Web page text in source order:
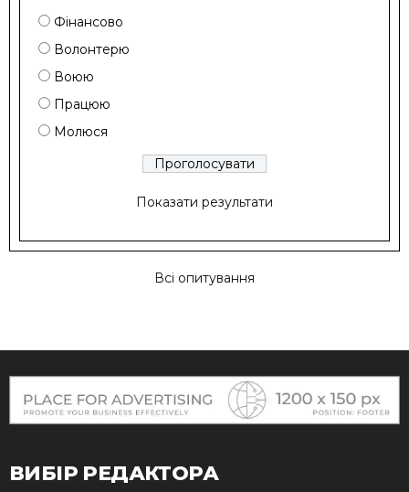
Фінансово
Волонтерю
Воюю
Працюю
Молюся
Показати результати
Всі опитування
ВИБІР РЕДАКТОРА